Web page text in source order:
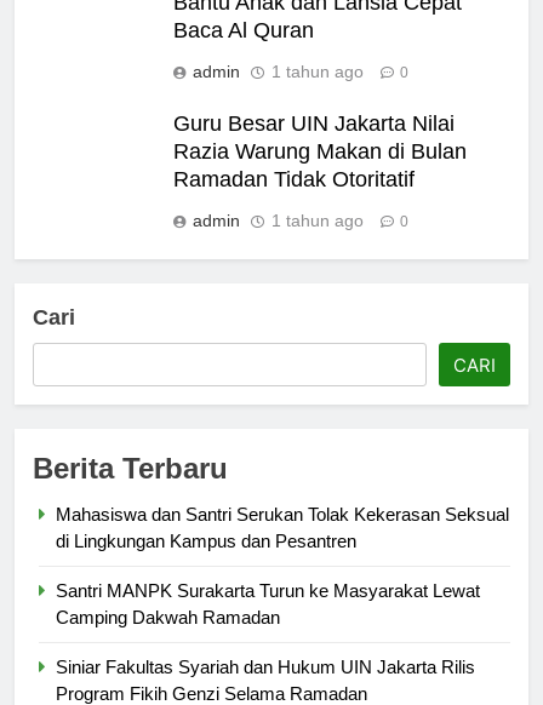
Baca Al Quran
admin 1 tahun ago 0
Guru Besar UIN Jakarta Nilai
Razia Warung Makan di Bulan
Ramadan Tidak Otoritatif
admin 1 tahun ago 0
Cari
CARI
Berita Terbaru
Mahasiswa dan Santri Serukan Tolak Kekerasan Seksual
di Lingkungan Kampus dan Pesantren
Santri MANPK Surakarta Turun ke Masyarakat Lewat
Camping Dakwah Ramadan
Siniar Fakultas Syariah dan Hukum UIN Jakarta Rilis
Program Fikih Genzi Selama Ramadan